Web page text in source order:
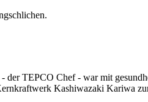
der TEPCO Chef - war mit
Kashiwazaki Kariwa